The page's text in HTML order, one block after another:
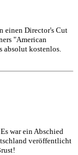
einen Director's Cut
"American
absolut kostenlos.
war ein Abschied
veröffentlicht